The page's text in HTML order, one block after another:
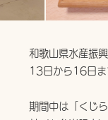
和歌山県水産振
13日から16日ま
期間中は「くじ